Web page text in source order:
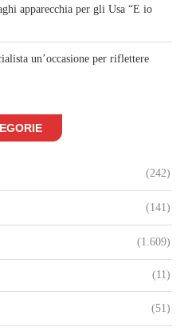
apparecchia per gli Usa “E io
un’occasione per riflettere
(242)
(141)
(1.609)
(11)
(51)